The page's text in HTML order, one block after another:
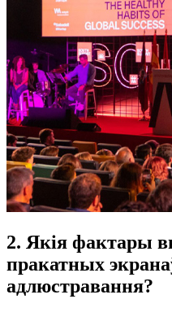
2. Якія фактары
пракатных
адлюстравання?